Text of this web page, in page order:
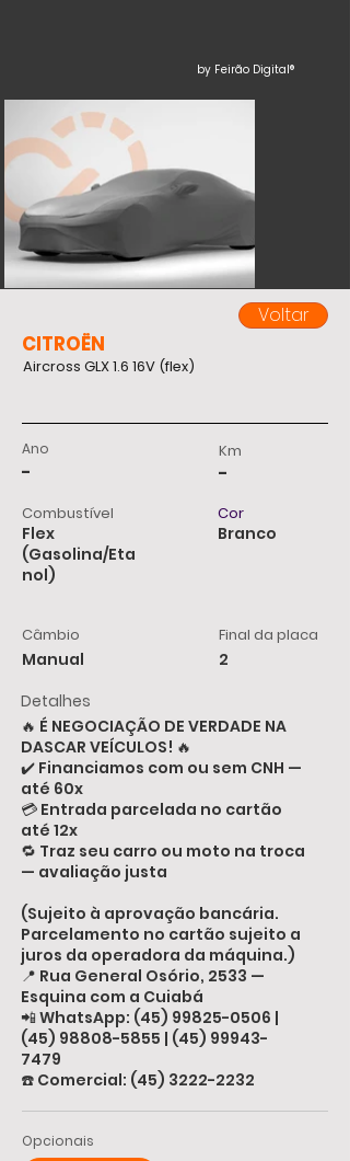
by Feirão Digital®
Voltar
CITROËN
Aircross GLX 1.6 16V (flex)
Ano
-
Combustível
Flex
(Gasolina/Eta
nol)
Câmbio
Manual
Km
-
Cor
Branco
Final da placa
2
Detalhes
🔥 É NEGOCIAÇÃO DE VERDADE NA
DASCAR VEÍCULOS! 🔥
✔️ Financiamos com ou sem CNH —
até 60x
💳 Entrada parcelada no cartão
até 12x
🔁 Traz seu carro ou moto na troca
— avaliação justa
(Sujeito à aprovação bancária.
Parcelamento no cartão sujeito a
juros da operadora da máquina.)
📍 Rua General Osório, 2533 —
Esquina com a Cuiabá
📲 WhatsApp: (45) 99825-0506 |
(45) 98808-5855 | (45) 99943-
7479
☎️ Comercial: (45) 3222-2232
Opcionais